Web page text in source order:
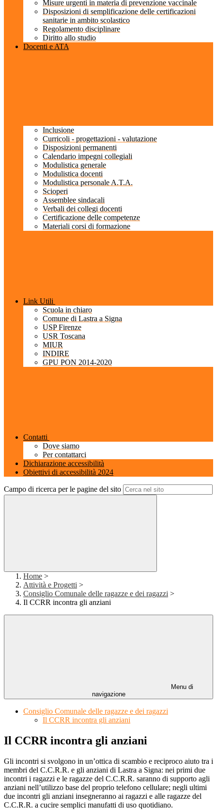
Misure urgenti in materia di prevenzione vaccinale
Disposizioni di semplificazione delle certificazioni
sanitarie in ambito scolastico
Regolamento disciplinare
Diritto allo studio
Docenti e ATA
Inclusione
Curricoli - progettazioni - valutazione
Disposizioni permanenti
Calendario impegni collegiali
Modulistica generale
Modulistica docenti
Modulistica personale A.T.A.
Scioperi
Assemblee sindacali
Verbali dei collegi docenti
Certificazione delle competenze
Materiali corsi di formazione
Link Utili
Scuola in chiaro
Comune di Lastra a Signa
USP Firenze
USR Toscana
MIUR
INDIRE
GPU PON 2014-2020
Contatti
Dove siamo
Per contattarci
Dichiarazione accessibilità
Obiettivi di accessibilità 2024
Campo di ricerca per le pagine del sito
Home >
Attività e Progetti >
Consiglio Comunale delle ragazze e dei ragazzi >
Il CCRR incontra gli anziani
Menu di
navigazione
Consiglio Comunale delle ragazze e dei ragazzi
Il CCRR incontra gli anziani
Il CCRR incontra gli anziani
Gli incontri si svolgono in un’ottica di scambio e reciproco aiuto tra i
membri del C.C.R.R. e gli anziani di Lastra a Signa: nei primi due
incontri i ragazzi e le ragazze del C.C.R.R. saranno di supporto agli
anziani nell’utilizzo base del proprio telefono cellulare; negli ultimi
due incontri gli anziani insegneranno ai ragazzi e alle ragazze del
C.C.R.R. a cucire semplici manufatti di uso quotidiano.